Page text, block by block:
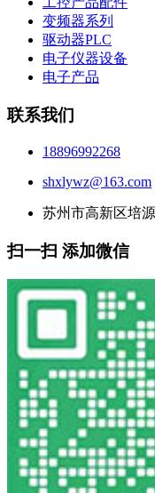
变频器系列
驱动器PLC
电子仪器设备
电子产品
联系我们
18896992268
shxlywz@163.com
苏州市高新区培
扫一扫 添加微信